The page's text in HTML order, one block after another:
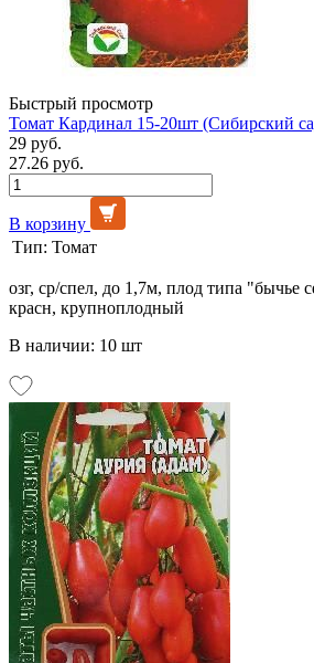
Быстрый просмотр
Томат Кардинал 15-20шт (Сибирский
29 руб.
27.26 руб.
В корзину
Тип: Томат
озг, ср/спел, до 1,7м, плод типа "бычье
красн, крупноплодный
В наличии: 10 шт